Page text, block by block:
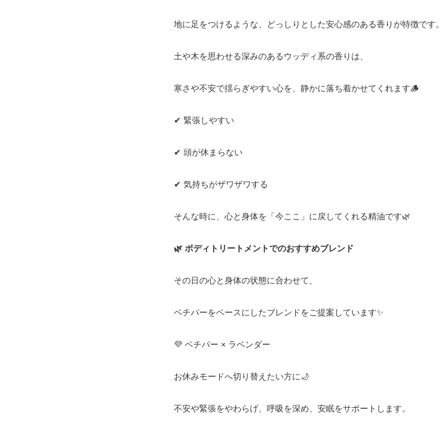
地に足をつけるような、どっしりとした安心感のある香りが特徴です。
土や木を思わせる深みのあるウッディ系の香りは、
寒さや不安で揺らぎやすい心を、静かに落ち着かせてくれます🪵
✔ 緊張しやすい
✔ 頭が休まらない
✔ 気持ちがザワザワする
そんな時に、心と身体を「今ここ」に戻してくれる精油です🌿
🌿 ボディトリートメントでのおすすめブレンド
その日の心と身体の状態に合わせて、
ベチパーをベースにしたブレンドをご提案しています✨
💜 ベチパー × ラベンダー
お休みモードへ切り替えたい方に🌙
不安や緊張をやわらげ、呼吸を深め、安眠をサポートします。